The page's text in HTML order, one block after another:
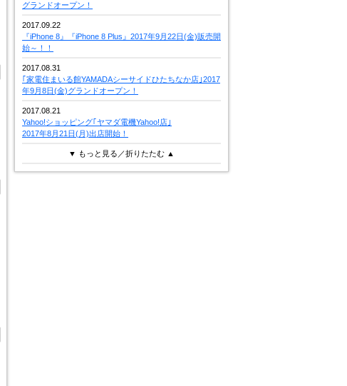
グランドオープン！
2017.09.22
『iPhone 8』『iPhone 8 Plus』2017年9月22日(金)販売開
始～！！
2017.08.31
｢家電住まいる館YAMADAシーサイドひたちなか店｣2017
年9月8日(金)グランドオープン！
2017.08.21
Yahoo!ショッピング｢ヤマダ電機Yahoo!店｣
2017年8月21日(月)出店開始！
▼ もっと見る／折りたたむ ▲